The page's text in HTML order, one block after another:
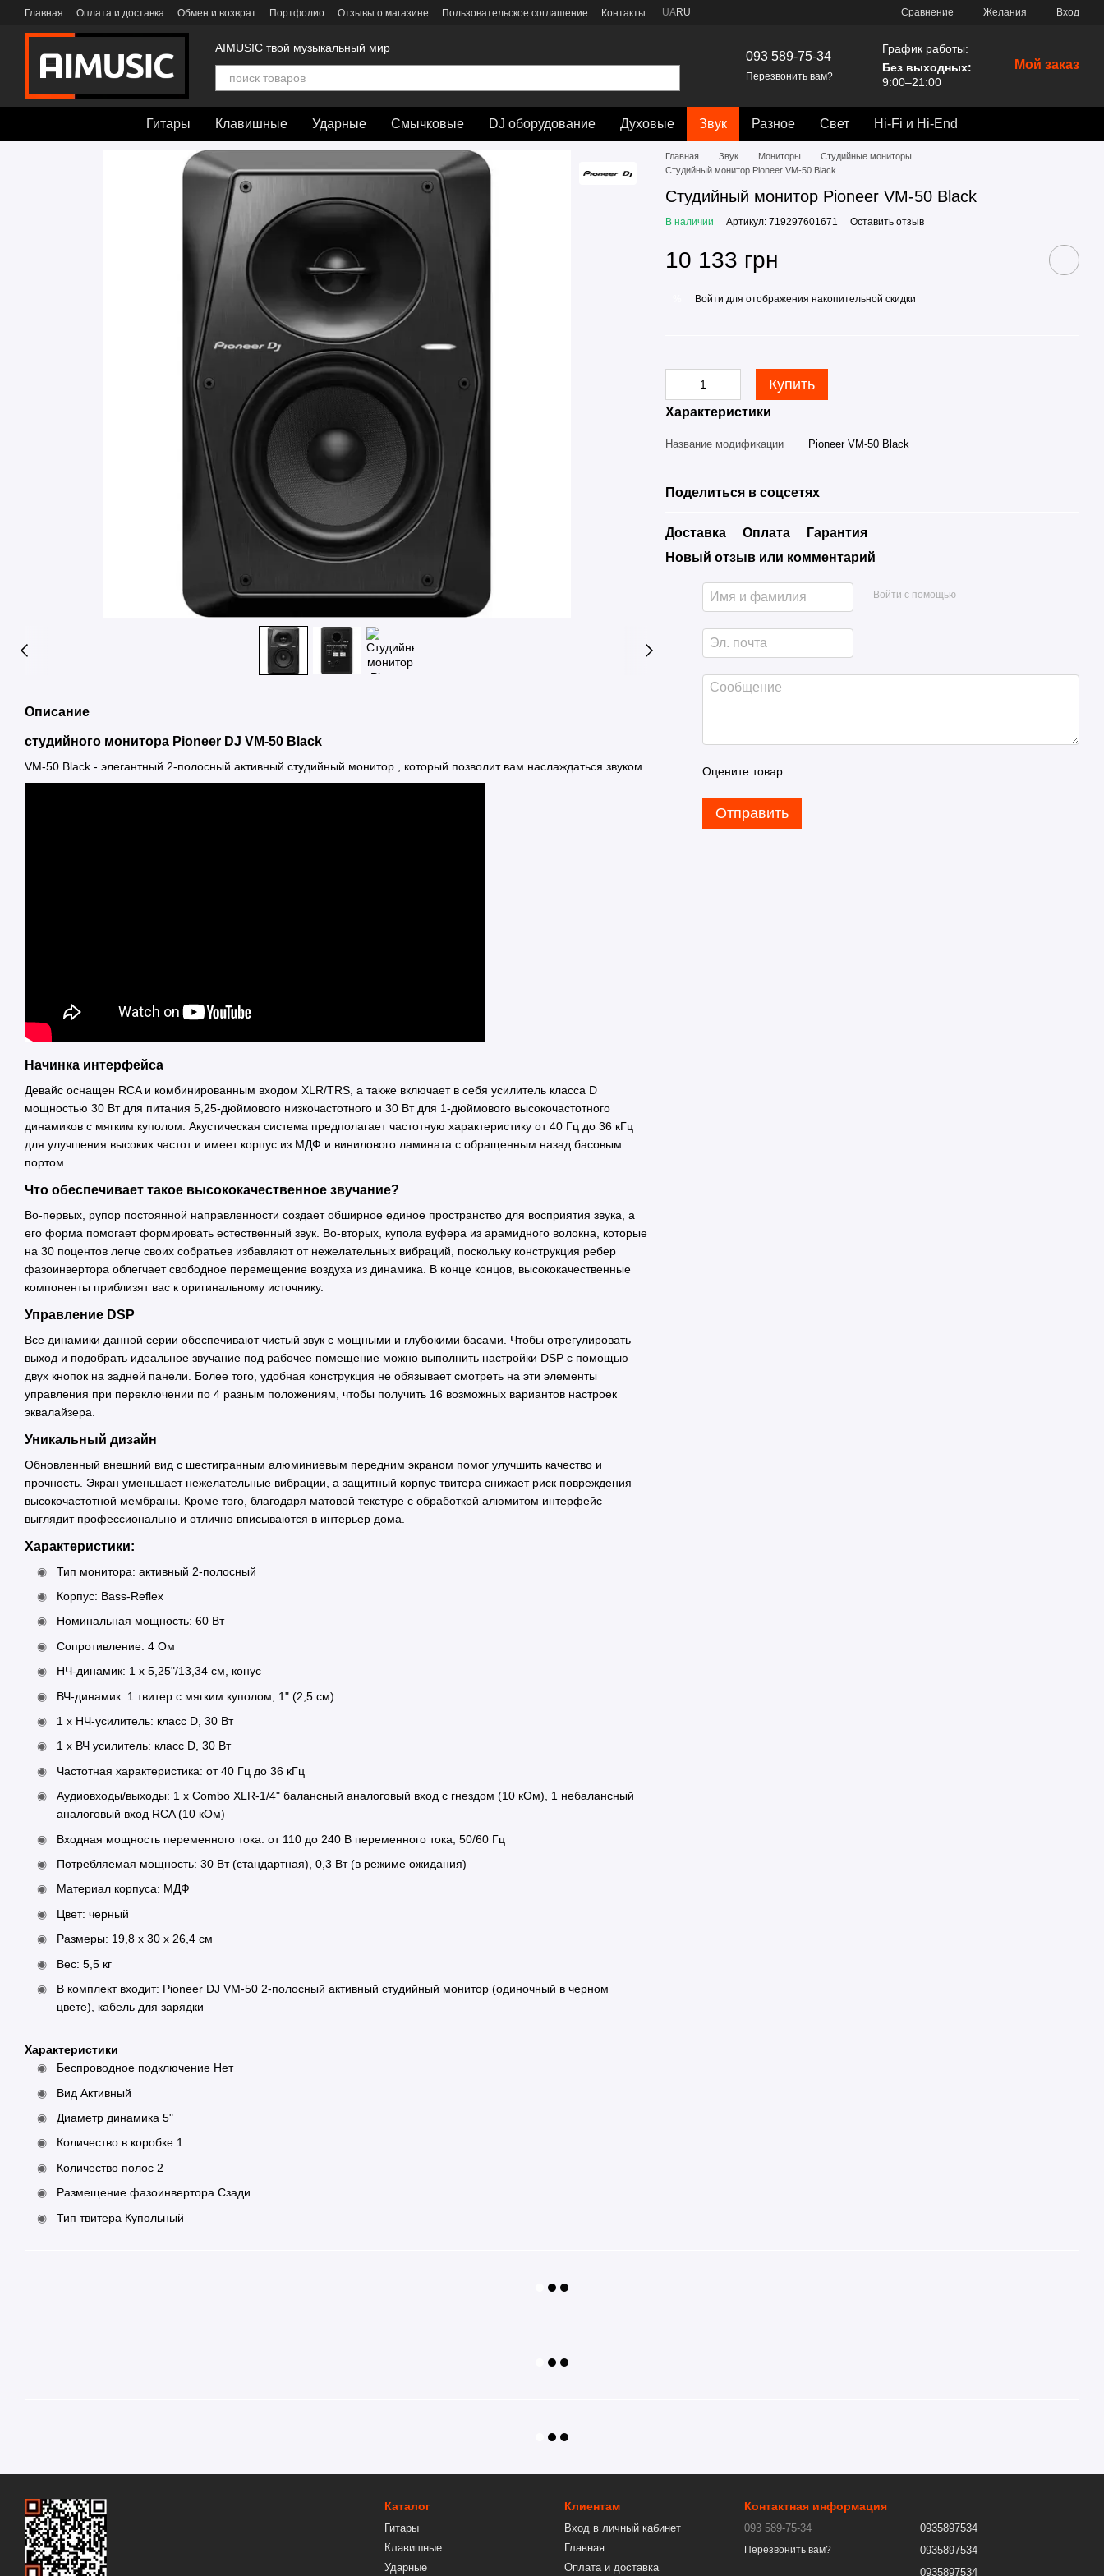
Перейти к основному контенту
Главная Оплата и доставка Обмен и возврат Портфолио Отзывы о магазине Пользовательское соглашение Контакты UARU Сравнение Желания Вход
AIMUSIC твой музыкальный мир
093 589-75-34
Перезвонить вам?
График работы:
Без выходных:
9:00–21:00
Мой заказ
Гитары Клавишные Ударные Смычковые DJ оборудование Духовые Звук Разное Свет Hi-Fi и Hi-End
Описание
студийного монитора Pioneer DJ VM-50 Black
VM-50 Black - элегантный 2-полосный активный студийный монитор , который позволит вам наслаждаться звуком.
Начинка интерфейса
Девайс оснащен RCA и комбинированным входом XLR/TRS, а также включает в себя усилитель класса D
мощностью 30 Вт для питания 5,25-дюймового низкочастотного и 30 Вт для 1-дюймового высокочастотного
динамиков с мягким куполом. Акустическая система предполагает частотную характеристику от 40 Гц до 36 кГц
для улучшения высоких частот и имеет корпус из МДФ и винилового ламината с обращенным назад басовым
портом.
Что обеспечивает такое высококачественное звучание?
Во-первых, рупор постоянной направленности создает обширное единое пространство для восприятия звука, а
его форма помогает формировать естественный звук. Во-вторых, купола вуфера из арамидного волокна, которые
на 30 поцентов легче своих собратьев избавляют от нежелательных вибраций, поскольку конструкция ребер
фазоинвертора облегчает свободное перемещение воздуха из динамика. В конце концов, высококачественные
компоненты приблизят вас к оригинальному источнику.
Управление DSP
Все динамики данной серии обеспечивают чистый звук с мощными и глубокими басами. Чтобы отрегулировать
выход и подобрать идеальное звучание под рабочее помещение можно выполнить настройки DSP с помощью
двух кнопок на задней панели. Более того, удобная конструкция не обязывает смотреть на эти элементы
управления при переключении по 4 разным положениям, чтобы получить 16 возможных вариантов настроек
эквалайзера.
Уникальный дизайн
Обновленный внешний вид с шестигранным алюминиевым передним экраном помог улучшить качество и
прочность. Экран уменьшает нежелательные вибрации, а защитный корпус твитера снижает риск повреждения
высокочастотной мембраны. Кроме того, благодаря матовой текстуре с обработкой алюмитом интерфейс
выглядит профессионально и отлично вписываются в интерьер дома.
Характеристики:
Тип монитора: активный 2-полосный
Корпус: Bass-Reflex
Номинальная мощность: 60 Вт
Сопротивление: 4 Ом
НЧ-динамик: 1 x 5,25"/13,34 см, конус
ВЧ-динамик: 1 твитер с мягким куполом, 1" (2,5 см)
1 х НЧ-усилитель: класс D, 30 Вт
1 х ВЧ усилитель: класс D, 30 Вт
Частотная характеристика: от 40 Гц до 36 кГц
Аудиовходы/выходы: 1 x Combo XLR-1/4" балансный аналоговый вход с гнездом (10 кОм), 1 небалансный
аналоговый вход RCA (10 кОм)
Входная мощность переменного тока: от 110 до 240 В переменного тока, 50/60 Гц
Потребляемая мощность: 30 Вт (стандартная), 0,3 Вт (в режиме ожидания)
Материал корпуса: МДФ
Цвет: черный
Размеры: 19,8 x 30 x 26,4 см
Вес: 5,5 кг
В комплект входит: Pioneer DJ VM-50 2-полосный активный студийный монитор (одиночный в черном
цвете), кабель для зарядки
Характеристики
Беспроводное подключение Нет
Вид Активный
Диаметр динамика 5"
Количество в коробке 1
Количество полос 2
Размещение фазоинвертора Сзади
Тип твитера Купольный
Главная Звук Мониторы
Студийные мониторы
Студийный монитор Pioneer VM-50 Black
Студийный монитор Pioneer VM-50 Black
В наличии Артикул: 719297601671 Оставить отзыв
10 133 грн
Войти для отображения накопительной скидки
Купить
Характеристики
Название модификации Pioneer VM-50 Black
Поделиться в соцсетях
Доставка Оплата
Гарантия
Новый отзыв или комментарий
Войти с помощью
Оцените товар
Отправить
Каталог
Гитары
Клавишные
Ударные
Клиентам
Вход в личный кабинет
Главная
Оплата и доставка
Контактная информация
093 589-75-34
Перезвонить вам?
0935897534
0935897534
0935897534